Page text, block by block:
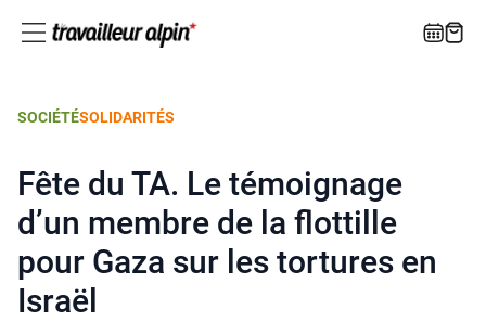
SOCIÉTÉSOLIDARITÉS
Fête du TA. Le témoignage
d’un membre de la flottille
pour Gaza sur les tortures en
Israël